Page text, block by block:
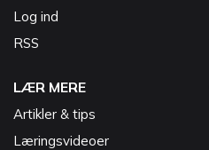
Log ind
RSS
LÆR MERE
Artikler & tips
Læringsvideoer